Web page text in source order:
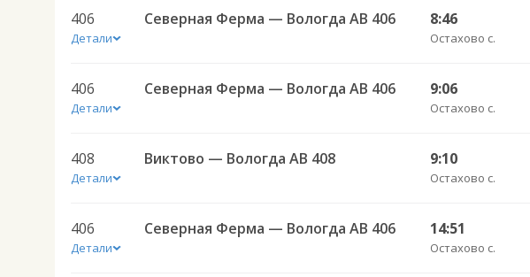
406
Детали
Северная Ферма — Вологда АВ 406 8:46
Остахово с.
406
Детали
Северная Ферма — Вологда АВ 406 9:06
Остахово с.
408
Детали
Виктово — Вологда АВ 408 9:10
Остахово с.
406
Детали
Северная Ферма — Вологда АВ 406 14:51
Остахово с.